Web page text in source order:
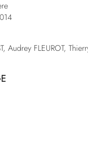
Audrey FLEUROT,